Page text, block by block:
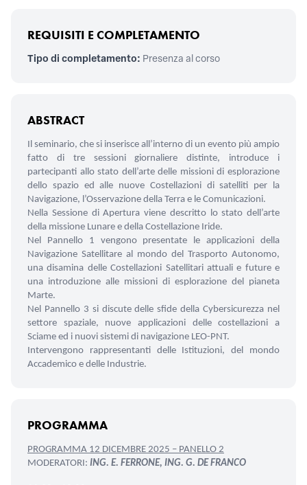
REQUISITI E COMPLETAMENTO
Tipo di completamento: Presenza al corso
ABSTRACT
Il seminario, che si inserisce all’interno di un evento più ampio
fatto di tre sessioni giornaliere distinte, introduce i
partecipanti allo stato dell’arte delle missioni di esplorazione
dello spazio ed alle nuove Costellazioni di satelliti per la
Navigazione, l’Osservazione della Terra e le Comunicazioni.
Nella Sessione di Apertura viene descritto lo stato dell’arte
della missione Lunare e della Costellazione Iride.
Nel Pannello 1 vengono presentate le applicazioni della
Navigazione Satellitare al mondo del Trasporto Autonomo,
una disamina delle Costellazioni Satellitari attuali e future e
una introduzione alle missioni di esplorazione del pianeta
Marte.
Nel Pannello 3 si discute delle sfide della Cybersicurezza nel
settore spaziale, nuove applicazioni delle costellazioni a
Sciame ed i nuovi sistemi di navigazione LEO-PNT.
Intervengono rappresentanti delle Istituzioni, del mondo
Accademico e delle Industrie.
PROGRAMMA
PROGRAMMA 12 DICEMBRE 2025 – PANELLO 2
MODERATORI: ING. E. FERRONE, ING. G. DE FRANCO